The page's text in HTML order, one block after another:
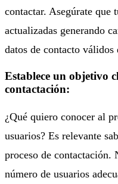
contactar. Asegúrate que
actualizadas generando
datos de contacto válidos
Establece un objetivo
contactación:
¿Qué quiero conocer al
usuarios? Es relevante
proceso de contactación.
número de usuarios